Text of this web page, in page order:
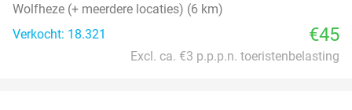
Wolfheze (+ meerdere locaties) (6 km)
Verkocht: 18.321
€45
Excl. ca. €3 p.p.p.n. toeristenbelasting